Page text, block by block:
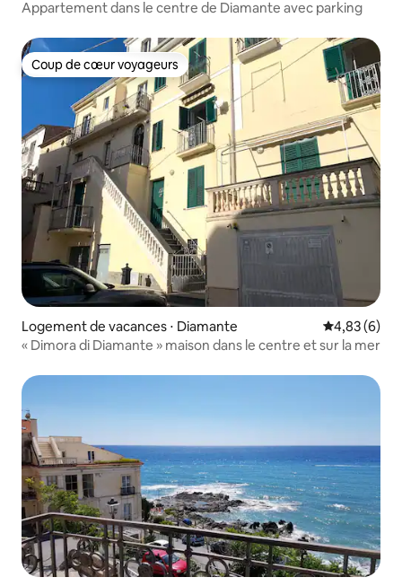
Appartement dans le centre de Diamante avec parking
Coup de cœur voyageurs
Coup de cœur voyageurs
Logement de vacances ⋅ Diamante Évaluation
4,83 (6)
« Dimora di Diamante » maison dans le centre et sur la mer